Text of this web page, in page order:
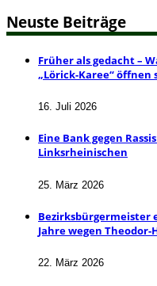
Neuste Beiträge
Früher als gedacht –
„Lörick-Karee“ öffnen
16. Juli 2026
Eine Bank gegen
Linksrheinischen
25. März 2026
Bezirksbürgermeister
Jahre wegen Theodor-
22. März 2026